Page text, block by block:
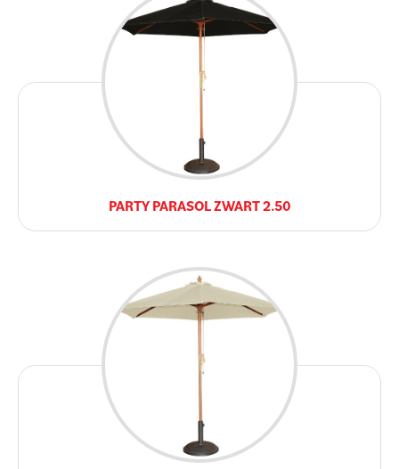
PARTY PARASOL ZWART 2.50